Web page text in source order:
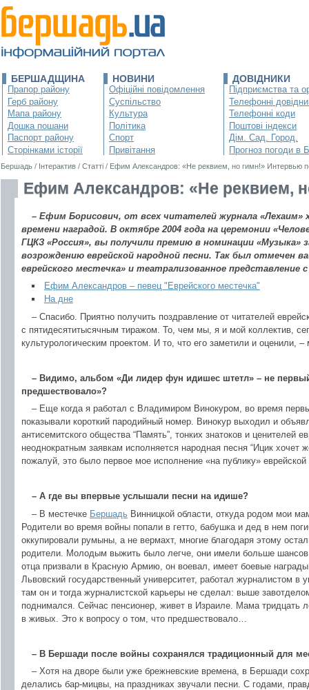
БЕРШАДЩИНА
Прапор району
Герб району
Мапа району
Дошка пошани
Паспорт району
Сторінками історії
НОВИНИ
Офіційні повідомлення
Суспільство
Культура
Політика
Спорт
Привітання
ДОВІДНИКИ
Підприємства та
Телефонні
Телефонні коди
Поштові індекси
Дім. Сад. Город.
Прогноз погоди в
Бершадь / Інтерактив / Статті / Ефим Александров: «Не реквием, но гимн!» Интервью
Ефим Александров: «Не реквием,
– Ефим Борисович, от всех читателей журнала «Лехаим»
времени наградой. В октябре 2004 года на церемонии
ГЦКЗ «Россия», вы получили премию в номинации
возрождению еврейской народной песни. Так был отмечен
еврейского местечка» и театрализованное представление
Ефим Александров – певец "Еврейского местечка"
На дне
– Спасибо. Приятно получить поздравление от читателей
с пятидесятитысячным тиражом. То, чем мы, я и мой коллектив,
культурологическим проектом. И то, что его заметили и
– Видимо, альбом «Ди лидер фун идишес штетл» – не
предшествовало»?
– Еще когда я работал с Владимиром Винокуром, во время
показывали короткий пародийный номер. Винокур выходил и
антисемитского общества “Память”, тонких знатоков и ценителей
неоднократным заявкам исполняется народная песня “Ицик хочет
пожалуй, это было первое мое исполнение «на публику» еврейской
– А где вы впервые услышали песни на идише?
– В местечке Бершадь Винницкой области, откуда родом мои
Родители во время войны попали в гетто, бабушка и дед в нем
оккупировали румыны, а не вермахт, многие благодаря этому
родители. Молодым выжить было легче, они имели больше
отца призвали в Красную Армию, он воевал, имеет боевые
Львовский государственный университет, работал журналистом в
там он и тогда журналистской карьеры не сделал: выше
поднимался. Сейчас пенсионер, живет в Израиле. Мама тридцать
в живых. Это к вопросу о том, что предшествовало…
– В Бершади после войны сохранялся традиционный для
– Хотя на дворе были уже брежневские времена, в Бершади
делались бар-мицвы, на праздниках звучали песни. С годами,